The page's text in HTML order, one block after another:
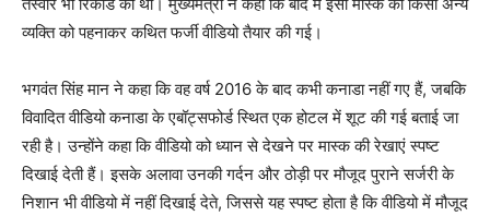
व्यक्ति को पहनाकर कथित फर्जी वीडियो तैयार की गई।
भगवंत सिंह मान ने कहा कि वह वर्ष 2016 के बाद कभी कनाडा नहीं गए हैं, जबकि
विवादित वीडियो कनाडा के एबॉट्सफोर्ड स्थित एक होटल में शूट की गई बताई जा
रही है। उन्होंने कहा कि वीडियो को ध्यान से देखने पर मास्क की रेखाएं स्पष्ट
दिखाई देती हैं। इसके अलावा उनकी गर्दन और ठोड़ी पर मौजूद पुराने सर्जरी के
निशान भी वीडियो में नहीं दिखाई देते, जिससे यह स्पष्ट होता है कि वीडियो में मौजूद